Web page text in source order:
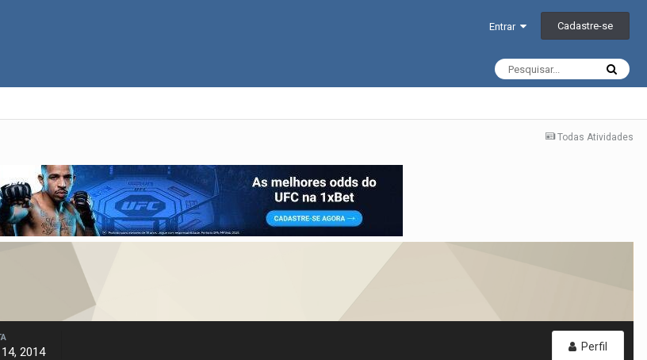
Entrar Cadastre-se
Todas Atividades
Perfil
2014